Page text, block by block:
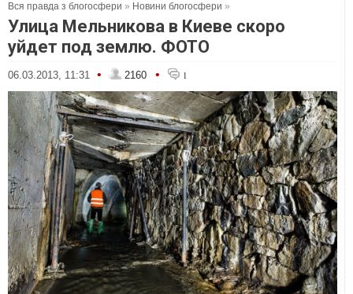
Вся правда з блогосфери » Новини блогосфери »
Улица Мельникова в Киеве скоро
уйдет под землю. ФОТО
06.03.2013, 11:31 • 2160 • 1